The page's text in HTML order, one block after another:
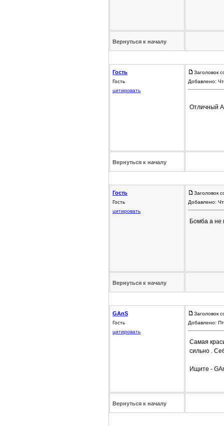
Вернуться к началу
Гость
Гость
цитировать
Заголовок
Добавлено:
Отличный
Вернуться к началу
Гость
Гость
цитировать
Заголовок
Добавлено:
Бомба а
Вернуться к началу
GAnS
Гость
цитировать
Заголовок
Добавлено:
Самая
сильно .
Ищите -
Вернуться к началу